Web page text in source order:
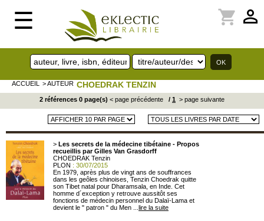
☰ perm_identity
shopping_cart
ACCUEIL > AUTEUR CHOEDRAK TENZIN
2 références 0 page(s) < page précédente / 1 > page suivante
> Les secrets de la médecine tibétaine - Propos
recueillis par Gilles Van Grasdorff
CHOEDRAK Tenzin
PLON : 30/07/2015
En 1979, après plus de vingt ans de souffrances
dans les geôles chinoises, Tenzin Choedrak quitte
son Tibet natal pour Dharamsala, en Inde. Cet
homme d´exception y retrouve aussitôt ses
fonctions de médecin personnel du Dalaï-Lama et
devient le " patron " du Men ... lire la suite